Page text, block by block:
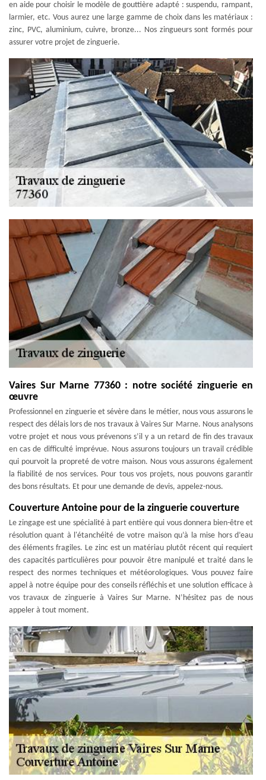
en aide pour choisir le modèle de gouttière adapté : suspendu, rampant,
larmier, etc. Vous aurez une large gamme de choix dans les matériaux :
zinc, PVC, aluminium, cuivre, bronze... Nos zingueurs sont formés pour
assurer votre projet de zinguerie.
Vaires Sur Marne 77360 : notre société zinguerie en
œuvre
Professionnel en zinguerie et sévère dans le métier, nous vous assurons le
respect des délais lors de nos travaux à Vaires Sur Marne. Nous analysons
votre projet et nous vous prévenons s’il y a un retard de fin des travaux
en cas de difficulté imprévue. Nous assurons toujours un travail crédible
qui pourvoit la propreté de votre maison. Nous vous assurons également
la fiabilité de nos services. Pour tous vos projets, nous pouvons garantir
des bons résultats. Et pour une demande de devis, appelez-nous.
Couverture Antoine pour de la zinguerie couverture
Le zingage est une spécialité à part entière qui vous donnera bien-être et
résolution quant à l'étanchéité de votre maison qu’à la mise hors d’eau
des éléments fragiles. Le zinc est un matériau plutôt récent qui requiert
des capacités particulières pour pouvoir être manipulé et traité dans le
respect des normes techniques et météorologiques. Vous pouvez faire
appel à notre équipe pour des conseils réfléchis et une solution efficace à
vos travaux de zinguerie à Vaires Sur Marne. N’hésitez pas de nous
appeler à tout moment.